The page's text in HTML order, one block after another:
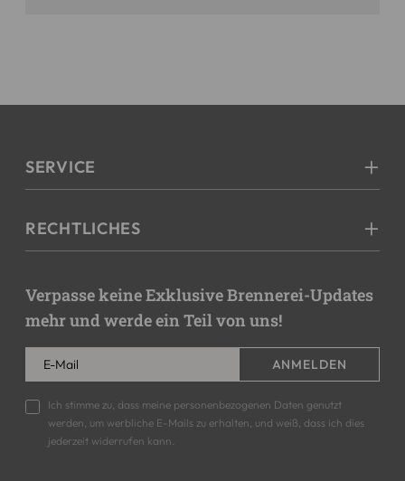
Verpasse keine Exklusive Brennerei-Updates
mehr und werde ein Teil von uns!
Ich stimme zu, dass meine personenbezogenen Daten genutzt
werden, um werbliche E-Mails zu erhalten, und weiß, dass ich dies
jederzeit widerrufen kann.
ANMELDEN
SERVICE
RECHTLICHES